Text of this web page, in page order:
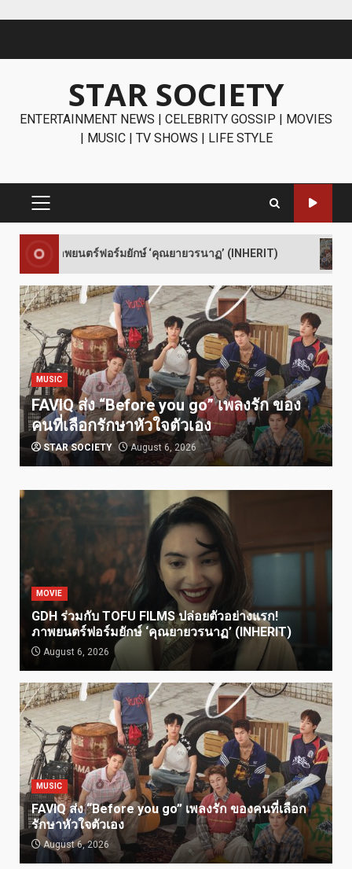
STAR SOCIETY
ENTERTAINMENT NEWS | CELEBRITY GOSSIP | MOVIES
| MUSIC | TV SHOWS | LIFE STYLE
PRIMARY
ร์ฟอร์มยักษ์ ‘คุณยายวรนาฏ’ (INHERIT) 2 FAVIQ ส่ง
MUSIC
FAVIQ ส่ง “Before you go” เพลงรัก ของ
คนที่เลือกรักษาหัวใจตัวเอง
STAR SOCIETY August 6, 2026
MOVIE
GDH ร่วมกับ TOFU FILMS ปล่อยตัวอย่างแรก!
ภาพยนตร์ฟอร์มยักษ์ ‘คุณยายวรนาฏ’ (INHERIT)
August 6, 2026
MUSIC
FAVIQ ส่ง “Before you go” เพลงรัก ของคนที่เลือก
รักษาหัวใจตัวเอง
August 6, 2026